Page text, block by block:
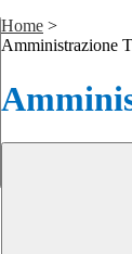
Home >
Amministrazione